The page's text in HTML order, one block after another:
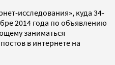
исследования», куда 34-
2014 года по объявлению
заниматься
в интернете на